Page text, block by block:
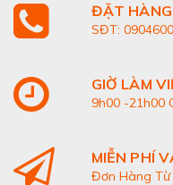
ĐẶT HÀNG
SĐT:
GIỜ LÀM
9h00 -21h00
MIỄN PHÍ
Đơn Hàng Từ